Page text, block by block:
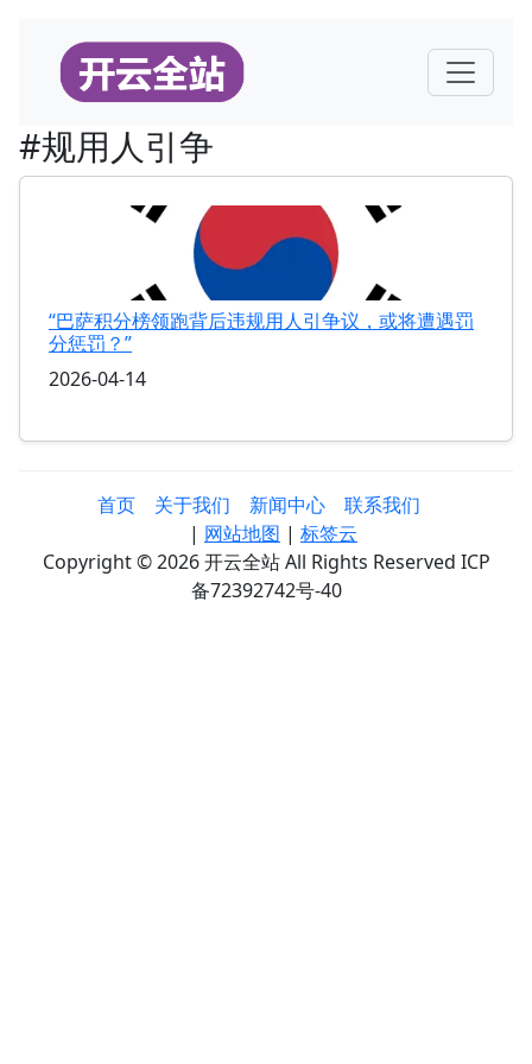
#规用人引争
“巴萨积分榜领跑背后违规用人引争议，或将遭遇罚
分惩罚？”
2026-04-14
首页 关于我们 新闻中心
联系我们
| 网站地图 | 标签云
Copyright © 2026 开云全站 All Rights Reserved ICP
备72392742号-40